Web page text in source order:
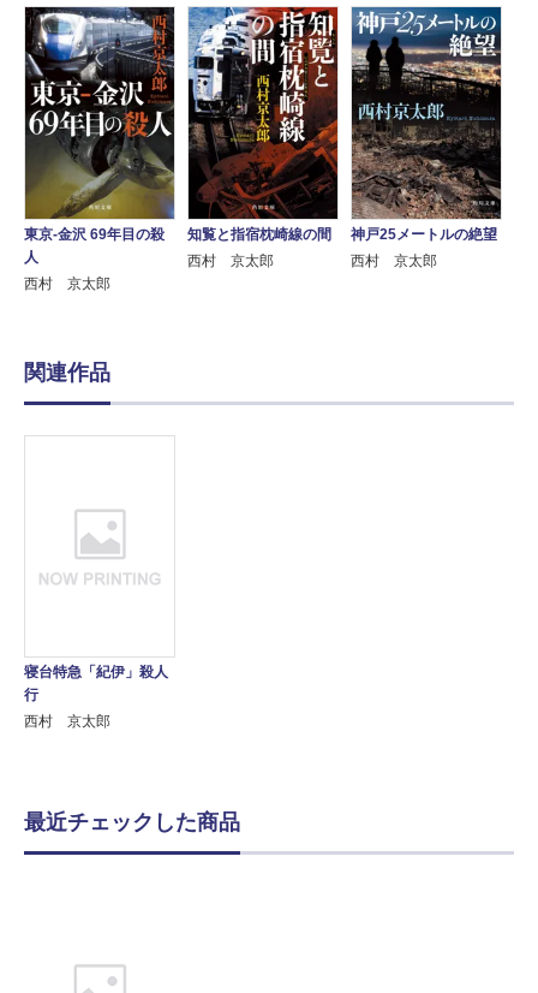
東京‐金沢 69年目の殺
人
西村 京太郎
知覧と指宿枕崎線の間
西村 京太郎
神戸25メートルの絶望
西村 京太郎
関連作品
寝台特急「紀伊」殺人
行
西村 京太郎
最近チェックした商品